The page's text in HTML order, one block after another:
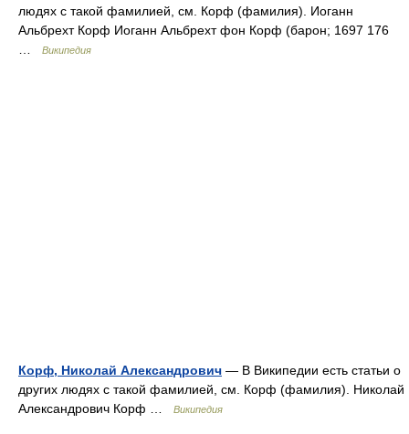
людях с такой фамилией, см. Корф (фамилия). Иоганн
Альбрехт Корф Иоганн Альбрехт фон Корф (барон; 1697 176
Википедия
Корф, Николай Александрович — В Википедии есть статьи о
других людях с такой фамилией, см. Корф (фамилия). Николай
Александрович Корф …
Википедия